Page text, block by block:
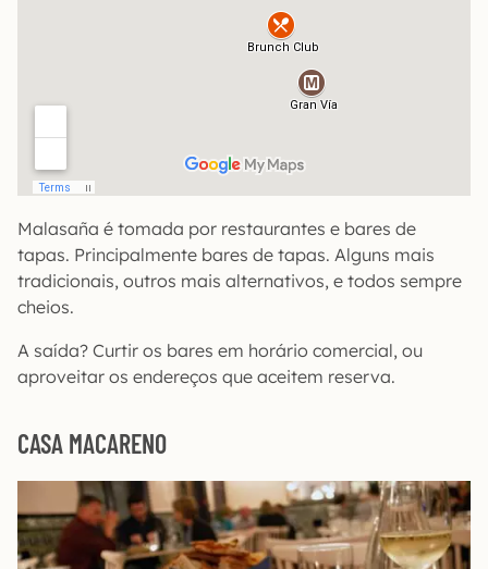
Malasaña é tomada por restaurantes e bares de
tapas. Principalmente bares de tapas. Alguns mais
tradicionais, outros mais alternativos, e todos sempre
cheios.
A saída? Curtir os bares em horário comercial, ou
aproveitar os endereços que aceitem reserva.
CASA MACARENO